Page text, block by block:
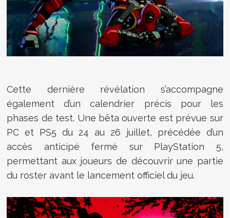
Cette dernière révélation s’accompagne
également d’un calendrier précis pour les
phases de test. Une bêta ouverte est prévue sur
PC et PS5 du 24 au 26 juillet, précédée d’un
accès anticipé fermé sur PlayStation 5,
permettant aux joueurs de découvrir une partie
du roster avant le lancement officiel du jeu.